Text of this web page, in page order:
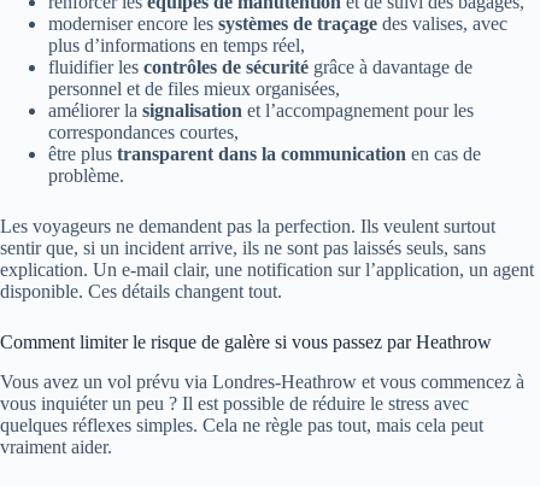
moderniser encore les systèmes de traçage des valises, avec
plus d’informations en temps réel,
fluidifier les contrôles de sécurité grâce à davantage de
personnel et de files mieux organisées,
améliorer la signalisation et l’accompagnement pour les
correspondances courtes,
être plus transparent dans la communication en cas de
problème.
Les voyageurs ne demandent pas la perfection. Ils veulent surtout
sentir que, si un incident arrive, ils ne sont pas laissés seuls, sans
explication. Un e-mail clair, une notification sur l’application, un agent
disponible. Ces détails changent tout.
Comment limiter le risque de galère si vous passez par Heathrow
Vous avez un vol prévu via Londres-Heathrow et vous commencez à
vous inquiéter un peu ? Il est possible de réduire le stress avec
quelques réflexes simples. Cela ne règle pas tout, mais cela peut
vraiment aider.